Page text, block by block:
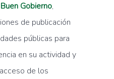
Gobierno,
de publicación
públicas para
en su actividad y
de los